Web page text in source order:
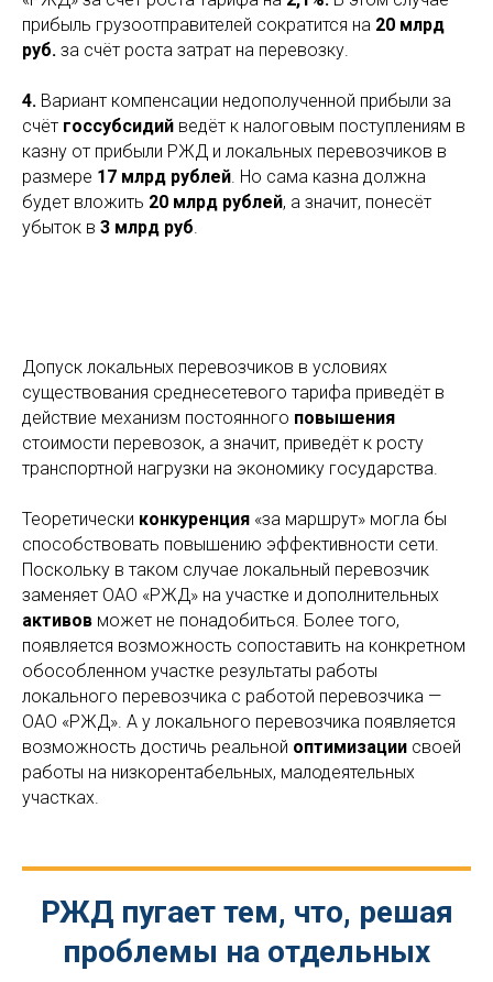
прибыль грузоотправителей сократится на 20 млрд
руб. за счёт роста затрат на перевозку.
4. Вариант компенсации недополученной прибыли за
счёт госсубсидий ведёт к налоговым поступлениям в
казну от прибыли РЖД и локальных перевозчиков в
размере 17 млрд рублей. Но сама казна должна
будет вложить 20 млрд рублей, а значит, понесёт
убыток в 3 млрд руб.
Допуск локальных перевозчиков в условиях
существования среднесетевого тарифа приведёт в
действие механизм постоянного повышения
стоимости перевозок, а значит, приведёт к росту
транспортной нагрузки на экономику государства.
Теоретически конкуренция «за маршрут» могла бы
способствовать повышению эффективности сети.
Поскольку в таком случае локальный перевозчик
заменяет ОАО «РЖД» на участке и дополнительных
активов может не понадобиться. Более того,
появляется возможность сопоставить на конкретном
обособленном участке результаты работы
локального перевозчика с работой перевозчика —
ОАО «РЖД». А у локального перевозчика появляется
возможность достичь реальной оптимизации своей
работы на низкорентабельных, малодеятельных
участках.
РЖД пугает тем, что, решая
проблемы на отдельных